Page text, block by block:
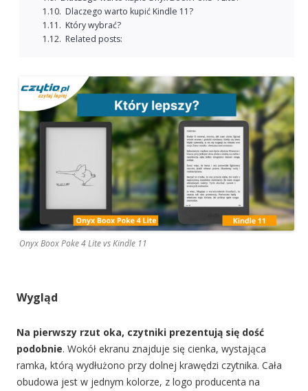
Dlaczego warto kupić Kindle 11?
Który wybrać?
Related posts:
Onyx Boox Poke 4 Lite vs Kindle 11
Wygląd
Na pierwszy rzut oka, czytniki prezentują się dość
podobnie. Wokół ekranu znajduje się cienka, wystająca
ramka, którą wydłużono przy dolnej krawędzi czytnika. Cała
obudowa jest w jednym kolorze, z logo producenta na